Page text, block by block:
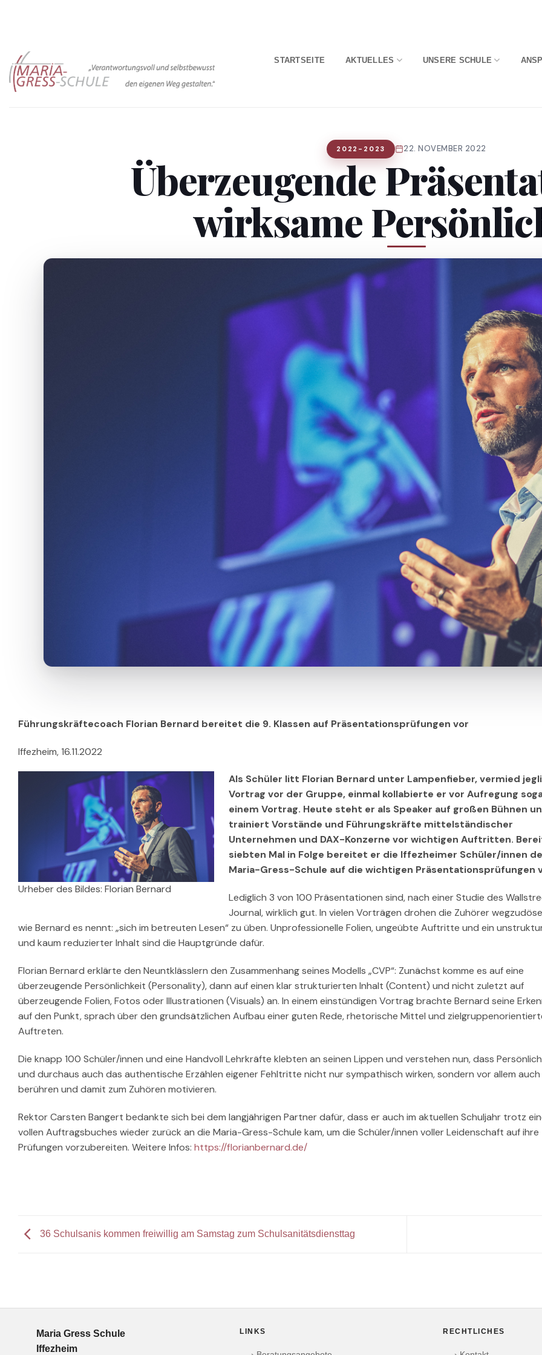
STARTSEITE AKTUELLES UNSERE SCHULE
2022-2023 22. NOVEMBER 2022
Überzeugende
wirksame
Führungskräftecoach Florian Bernard bereitet die 9. Klassen auf Präsentationsprüfungen vor
Iffezheim, 16.11.2022
Urheber des Bildes: Florian Bernard
Als Schüler litt Florian Bernard unter Lampenfieber, vermied
Vortrag vor der Gruppe, einmal kollabierte er vor Aufregung
einem Vortrag. Heute steht er als Speaker auf großen Bühnen
trainiert Vorstände und Führungskräfte mittelständischer
Unternehmen und DAX-Konzerne vor wichtigen Auftritten.
siebten Mal in Folge bereitet er die Iffezheimer Schüler/innen
Maria-Gress-Schule auf die wichtigen Präsentationsprüfungen
Lediglich 3 von 100 Präsentationen sind, nach einer Studie des
Journal, wirklich gut. In vielen Vorträgen drohen die Zuhörer
wie Bernard es nennt: „sich im betreuten Lesen“ zu üben. Unprofessionelle Folien, ungeübte Auftritte und ein
und kaum reduzierter Inhalt sind die Hauptgründe dafür.
Florian Bernard erklärte den Neuntklässlern den Zusammenhang seines Modells „CVP“: Zunächst komme es auf eine
überzeugende Persönlichkeit (Personality), dann auf einen klar strukturierten Inhalt (Content) und nicht zuletzt auf
überzeugende Folien, Fotos oder Illustrationen (Visuals) an. In einem einstündigen Vortrag brachte Bernard seine
auf den Punkt, sprach über den grundsätzlichen Aufbau einer guten Rede, rhetorische Mittel und
Auftreten.
Die knapp 100 Schüler/innen und eine Handvoll Lehrkräfte klebten an seinen Lippen und verstehen nun, dass
und durchaus auch das authentische Erzählen eigener Fehltritte nicht nur sympathisch wirken, sondern vor allem auch
berühren und damit zum Zuhören motivieren.
Rektor Carsten Bangert bedankte sich bei dem langjährigen Partner dafür, dass er auch im aktuellen Schuljahr trotz
vollen Auftragsbuches wieder zurück an die Maria-Gress-Schule kam, um die Schüler/innen voller Leidenschaft auf ihre
Prüfungen vorzubereiten. Weitere Infos: https://florianbernard.de/
36 Schulsanis kommen freiwillig am Samstag zum Schulsanitätsdiensttag
Maria Gress Schule
Iffezheim
LINKS RECHTLICHES